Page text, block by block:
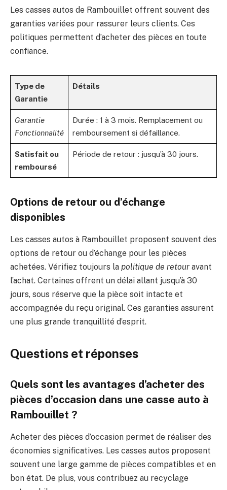
Les casses autos de Rambouillet offrent souvent des
garanties variées pour rassurer leurs clients. Ces
politiques permettent d’acheter des pièces en toute
confiance.
Type de
Garantie
Détails
Garantie
Fonctionnalité
Durée : 1 à 3 mois. Remplacement ou
remboursement si défaillance.
Satisfait ou
remboursé
Période de retour : jusqu’à 30 jours.
Options de retour ou d’échange
disponibles
Les casses autos à Rambouillet proposent souvent des
options de retour ou d’échange pour les pièces
achetées. Vérifiez toujours la politique de retour avant
l’achat. Certaines offrent un délai allant jusqu’à 30
jours, sous réserve que la pièce soit intacte et
accompagnée du reçu original. Ces garanties assurent
une plus grande tranquillité d’esprit.
Questions et réponses
Quels sont les avantages d’acheter des
pièces d’occasion dans une casse auto à
Rambouillet ?
Acheter des pièces d’occasion permet de réaliser des
économies significatives. Les casses autos proposent
souvent une large gamme de pièces compatibles et en
bon état. De plus, vous contribuez au recyclage